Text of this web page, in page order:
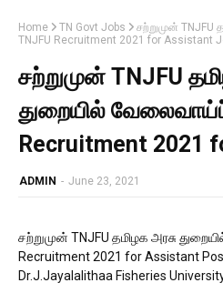
Home TN Govt Jobs
சற்றுமுன் TNJFU
TNJFU Recruitment 2021 for Assistant
சற்றுமுன் TNJFU
துறையில்
Recruitment 2021
ADMIN - June 23, 2021
சற்றுமுன் TNJFU தமிழக அரசு
Recruitment 2021 for Assistant
Dr.J.Jayalalithaa Fisheries